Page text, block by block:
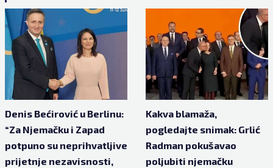
Denis Bećirović u Berlinu:
“Za Njemačku i Zapad
potpuno su neprihvatljive
prijetnje nezavisnosti,
Kakva blamaža,
pogledajte snimak: Grlić
Radman pokušavao
poljubiti njemačku